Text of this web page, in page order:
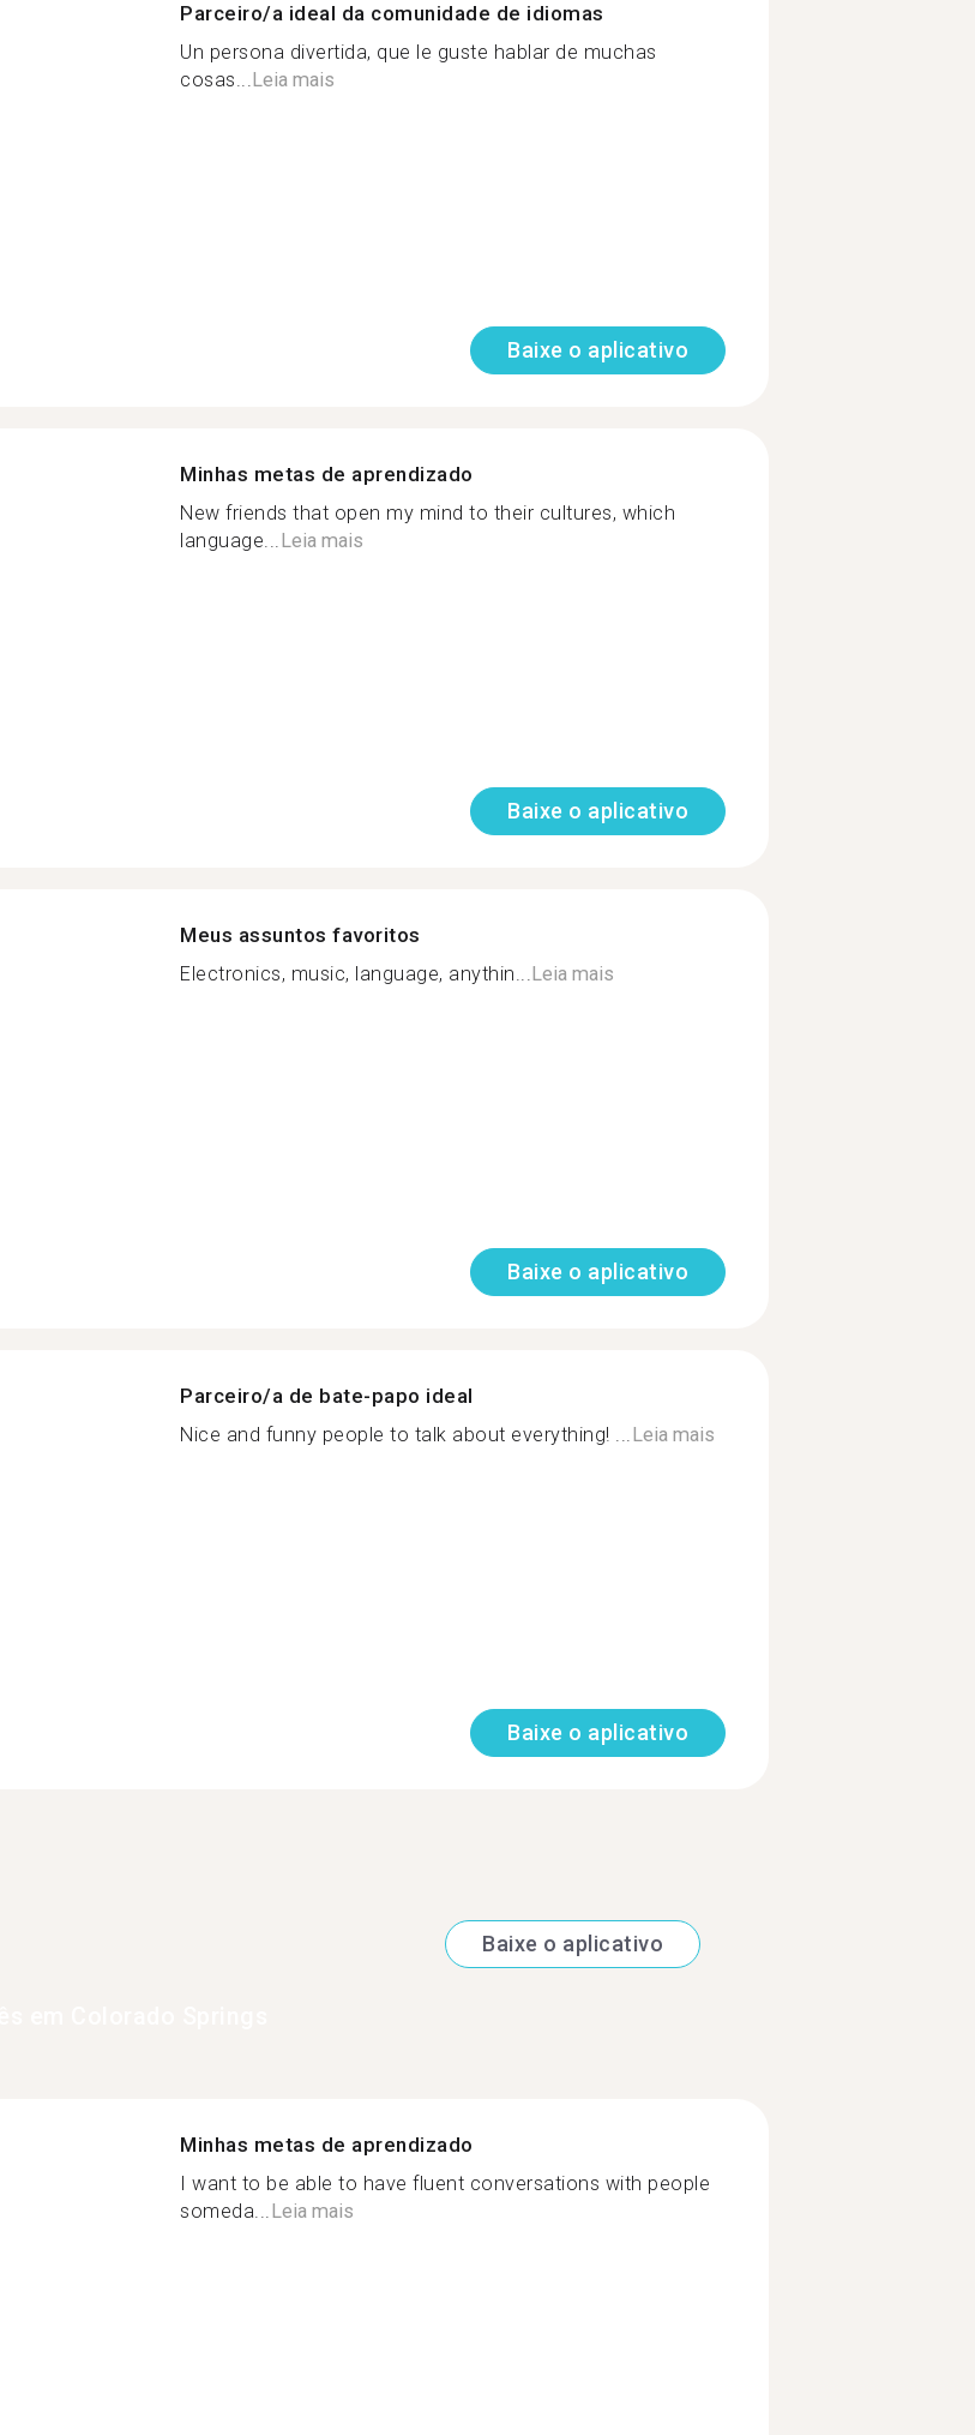
Parceiro/a ideal da comunidade de idiomas
Un persona divertida, que le guste hablar de muchas
cosas...Leia mais
Baixe o aplicativo
Minhas metas de aprendizado
New friends that open my mind to their cultures, which
language...Leia mais
Baixe o aplicativo
Meus assuntos favoritos
Electronics, music, language, anythin...Leia mais
Baixe o aplicativo
Parceiro/a de bate-papo ideal
Nice and funny people to talk about everything! ...Leia mais
Baixe o aplicativo
Baixe o aplicativo
Minhas metas de aprendizado
I want to be able to have fluent conversations with people
someda... Leia mais